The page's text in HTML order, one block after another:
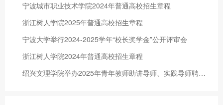
宁波城市职业技术学院2024年普通高校招生章程
浙江树人学院2025年普通高校招生章程
宁波大学举行2024-2025学年“校长奖学金”公开评审会
浙江树人学院2024年普通高校招生章程
绍兴文理学院举办2025年青年教师助讲导师、实践导师聘任仪式暨辅导员沙龙